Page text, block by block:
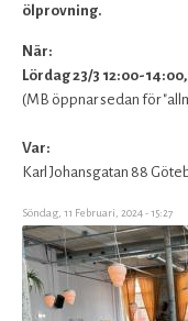
ölprovning.
När:
Lördag 23/3 12:00-
(MB öppnar sedan för
Var:
Karl Johansgatan 88
Söndag, 11 Februari, 2024 - 15:27